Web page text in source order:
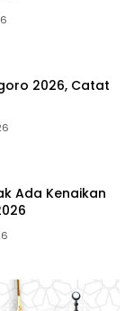
2026, Catat
Ada Kenaikan